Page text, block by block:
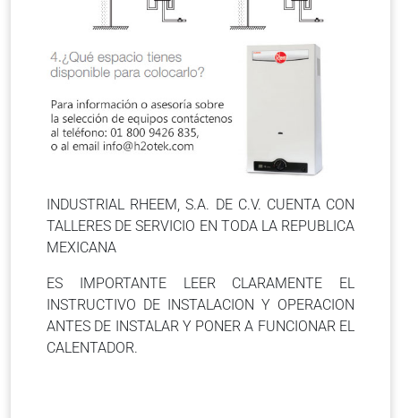
INDUSTRIAL RHEEM, S.A. DE C.V. CUENTA CON
TALLERES DE SERVICIO EN TODA LA REPUBLICA
MEXICANA
ES IMPORTANTE LEER CLARAMENTE EL
INSTRUCTIVO DE INSTALACION Y OPERACION
ANTES DE INSTALAR Y PONER A FUNCIONAR EL
CALENTADOR.